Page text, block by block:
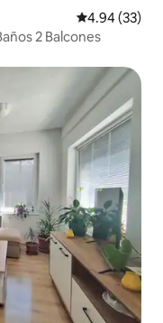
Calificación
4.94 (33)
2 Balcones